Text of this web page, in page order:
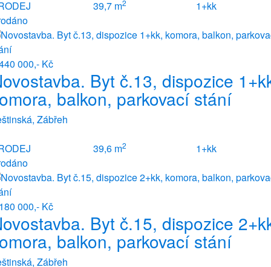
39,7 m2
1+kk
000,- Kč
Byt č.13, dispozice
balkon, parkovací stání
Zábřeh
39,6 m2
1+kk
000,- Kč
Byt č.15, dispozice
balkon, parkovací stání
Zábřeh